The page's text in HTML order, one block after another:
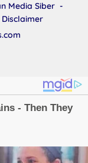
Media Siber
Disclaimer